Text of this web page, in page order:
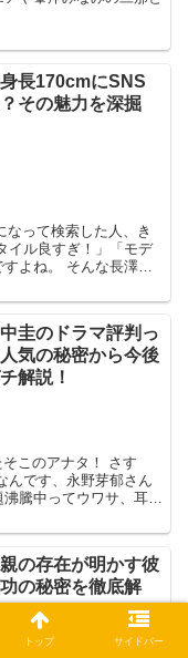
長170cmにSNS
その魅力を深掘
なって検索した人、き
な長澤ま
圭のドラマ評判っ
気の秘密から今後
解説！
のアナタ！ さす
騰中ってウワサ、耳に
の存在が明かす彼
の秘密を徹底解
トップ サイドバー